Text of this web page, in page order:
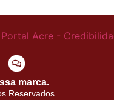
marca.
Reservados